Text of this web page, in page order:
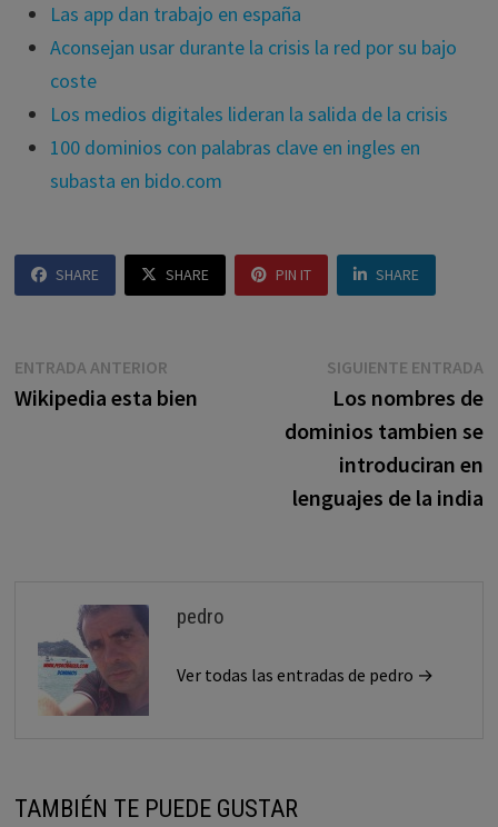
Las app dan trabajo en españa
Aconsejan usar durante la crisis la red por su bajo
coste
Los medios digitales lideran la salida de la crisis
100 dominios con palabras clave en ingles en
subasta en bido.com
SHARE SHARE PIN IT SHARE
Navegación
de
ENTRADA ANTERIOREntrada
anterior:
Wikipedia esta bien
SIGUIENTE ENTRADA
Los nombres de
dominios tambien se
introduciran en
lenguajes de la india
pedro
Ver todas las entradas de pedro →
TAMBIÉN TE PUEDE GUSTAR